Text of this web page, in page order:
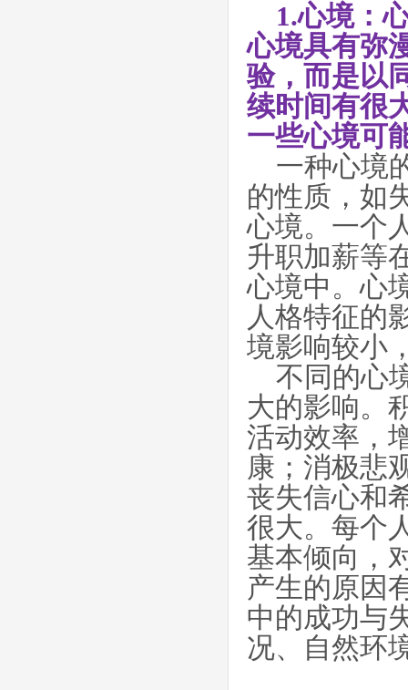
1.心境：
心境具有弥
验，而是以
续时间有很
一些心境可
一种心境
的性质，如
心境。一个
升职加薪等
心境中。心
人格特征的
境影响较小
不同的心
大的影响。
活动效率，
康；消极悲
丧失信心和
很大。每个
基本倾向，
产生的原因
中的成功与
况、自然环